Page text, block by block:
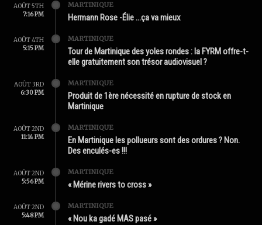
AOÛT 5TH
7:16 PM
MARTINIQUE
Hermann Rose -Élie …ça va mieux
AOÛT 4TH
5:15 PM
MARTINIQUE
Tour de Martinique des yoles rondes : la FYRM offre-t-
elle gratuitement son trésor audiovisuel ?
AOÛT 3RD
6:30 PM
MARTINIQUE
Produit de 1ère nécessité en rupture de stock en
Martinique
AOÛT 2ND
11:14 PM
MARTINIQUE
En Martinique les pollueurs sont des ordures ? Non.
Des enculés-es !!!
AOÛT 2ND
5:56 PM
MARTINIQUE
« Mérine rivers to cross »
AOÛT 2ND
5:48 PM
MARTINIQUE
« Nou ka gadé MAS pasé »